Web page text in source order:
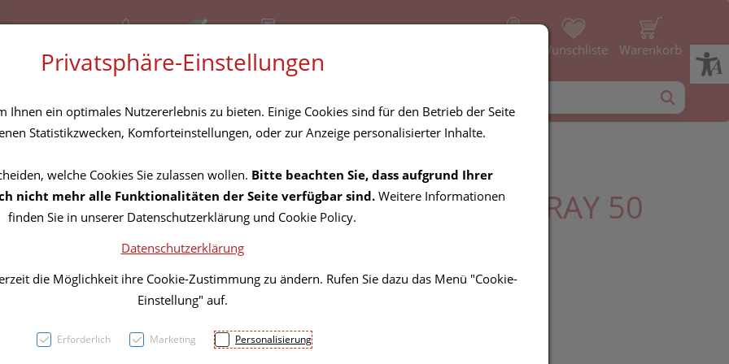
+43 (01) 3683167 Offen Rezept-Anfrage Wunschliste Warenkorb
BRAUNE MINZE SPRAY 50
19,60 EUR
Privatsphäre-Einstellungen
Ihnen ein optimales Nutzererlebnis zu bieten. Einige Cookies sind für den Betrieb der Seite
Statistikzwecken, Komforteinstellungen, oder zur Anzeige personalisierter Inhalte.
welche Cookies Sie zulassen wollen. Bitte beachten Sie, dass aufgrund Ihrer
nicht mehr alle Funktionalitäten der Seite verfügbar sind. Weitere Informationen
finden Sie in unserer Datenschutzerklärung und Cookie Policy.
Datenschutzerklärung
die Möglichkeit ihre Cookie-Zustimmung zu ändern. Rufen Sie dazu das Menü "Cookie-
Einstellung" auf.
Erforderlich Marketing Personalisierung